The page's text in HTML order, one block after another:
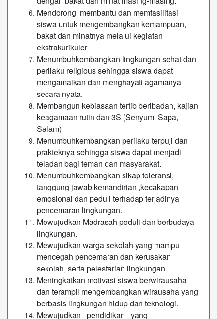
Mendorong, membantu dan memfasilitasi
siswa untuk mengembangkan kemampuan,
bakat dan minatnya melalui kegiatan
ekstrakurikuler
Menumbuhkembangkan lingkungan sehat dan
perilaku religious sehingga siswa dapat
mengamalkan dan menghayati agamanya
secara nyata.
Membangun kebiasaan tertib beribadah, kajian
keagamaan rutin dan 3S (Senyum, Sapa,
Salam)
Menumbuhkembangkan perilaku terpuji dan
prakteknya sehingga siswa dapat menjadi
teladan bagi teman dan masyarakat.
Menumbuhkembangkan sikap toleransi,
tanggung jawab,kemandirian ,kecakapan
emosional dan peduli terhadap terjadinya
pencemaran lingkungan.
Mewujudkan Madrasah peduli dan berbudaya
lingkungan.
Mewujudkan warga sekolah yang mampu
mencegah pencemaran dan kerusakan
sekolah, serta pelestarian lingkungan.
Meningkatkan motivasi siswa berwirausaha
dan terampil mengembangkan wirausaha yang
berbasis lingkungan hidup dan teknologi.
Mewujudkan pendidikan yang